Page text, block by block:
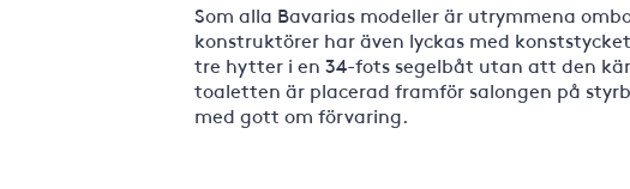
Som alla Bavarias modeller är utrymmena
konstruktörer har även lyckas med
tre hytter i en 34-fots segelbåt utan att den
toaletten är placerad framför salongen på
med gott om förvaring.